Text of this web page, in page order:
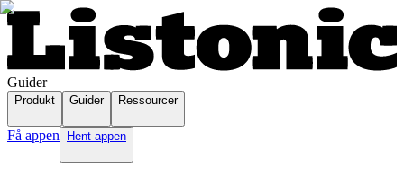
Guider
Produkt Guider Ressourcer
Få appen Hent appen